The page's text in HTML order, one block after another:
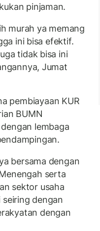
pinjaman.
murah ya memang
ini bisa efektif.
tidak bisa ini
Jumat
pembiayaan KUR
BUMN
lembaga
bersama dengan
serta
sektor usaha
seiring dengan
dengan